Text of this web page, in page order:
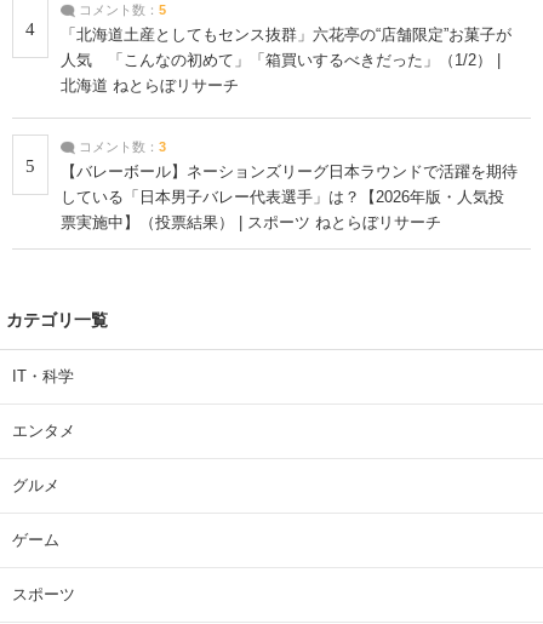
4
コメント数： 5
「北海道土産としてもセンス抜群」六花亭の“店舗限定”お菓子が
人気 「こんなの初めて」「箱買いするべきだった」（1/2） |
北海道 ねとらぼリサーチ
5
コメント数： 3
【バレーボール】ネーションズリーグ日本ラウンドで活躍を期待
している「日本男子バレー代表選手」は？【2026年版・人気投
票実施中】（投票結果） | スポーツ ねとらぼリサーチ
カテゴリ一覧
IT・科学
エンタメ
グルメ
ゲーム
スポーツ